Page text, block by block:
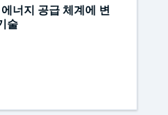
너지 공급 체계에 변
술